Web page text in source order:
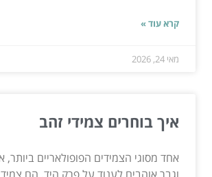
קרא עוד »
מאי 24, 2026
איך בוחרים צמידי זהב
אחד מסוגי הצמידים הפופולאריים